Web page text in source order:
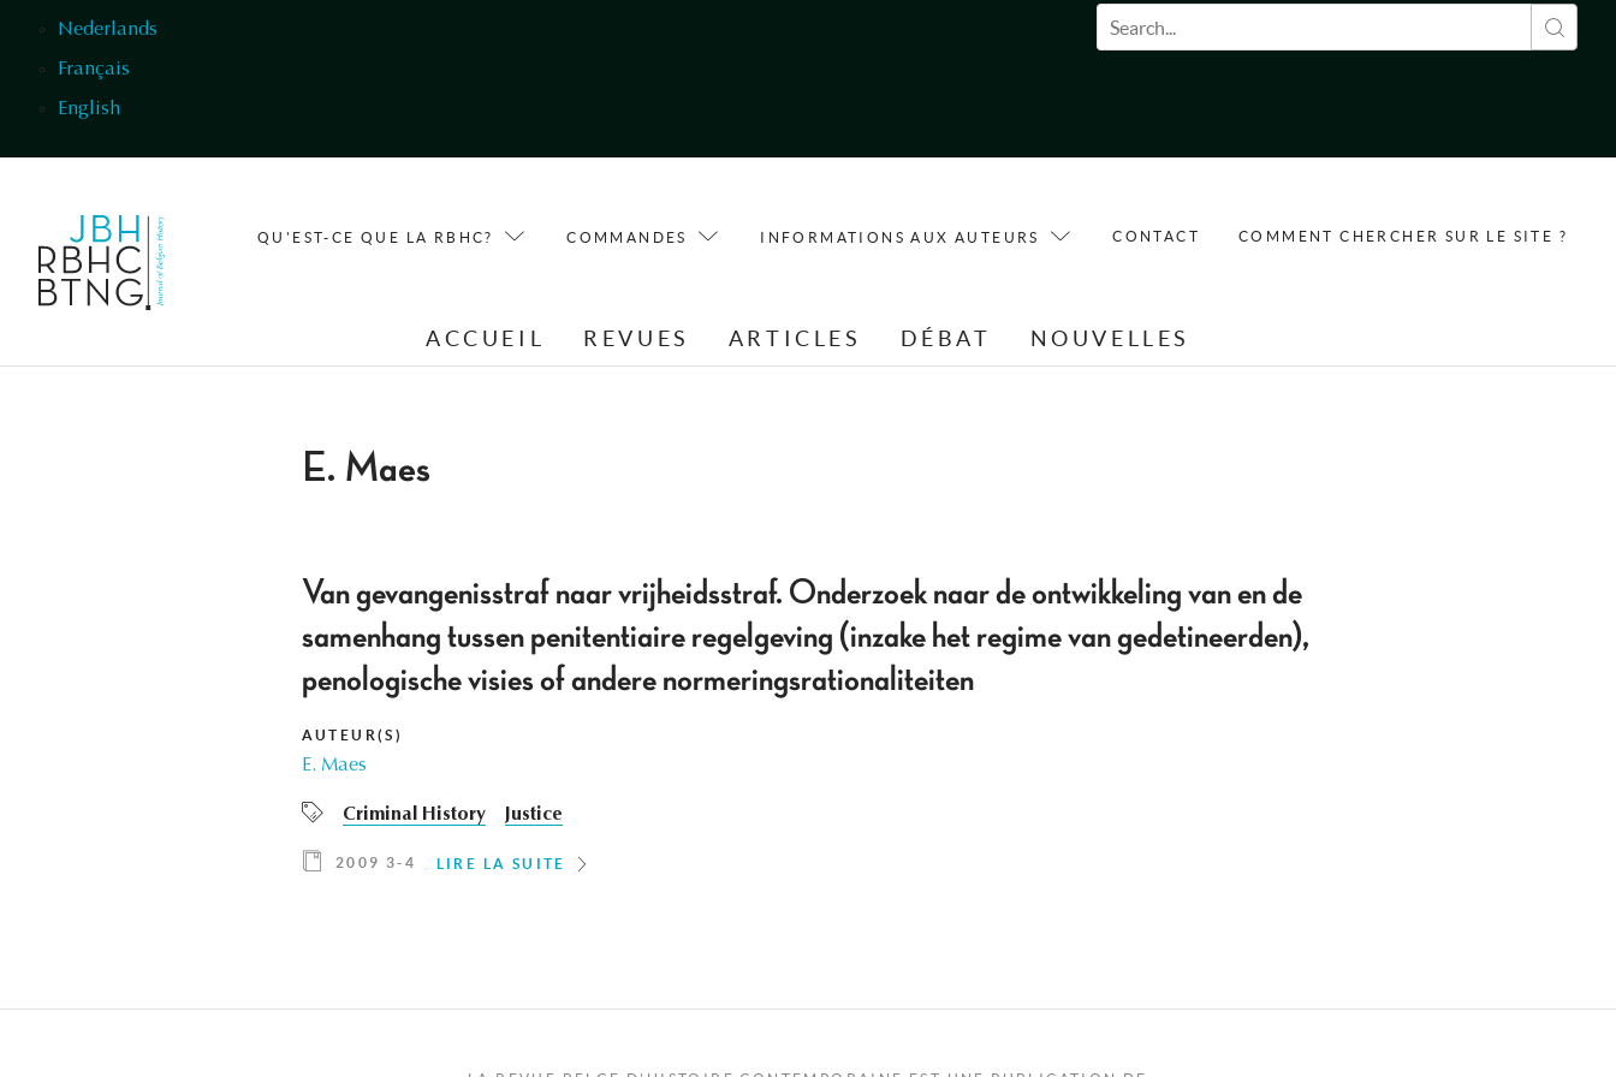
Nederlands
Français
English
Formulaire de recherche
QU'EST-CE QUE LA RBHC? COMMANDES INFORMATIONS AUX AUTEURS CONTACT COMMENT CHERCHER SUR LE SITE ?
ACCUEIL REVUES ARTICLES DÉBAT NOUVELLES
E. Maes
Van gevangenisstraf naar vrijheidsstraf. Onderzoek naar de ontwikkeling van en de
samenhang tussen penitentiaire regelgeving (inzake het regime van gedetineerden),
penologische visies of andere normeringsrationaliteiten
AUTEUR(S)
E. Maes
Criminal History Justice
2009 3-4 LIRE LA SUITE